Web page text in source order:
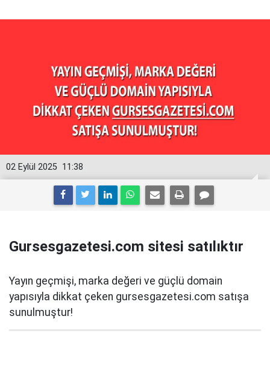
11:38
02 Eylül 2025
Gursesgazetesi.com sitesi satılıktır
Yayın geçmişi, marka değeri ve güçlü domain
yapısıyla dikkat çeken gursesgazetesi.com satışa
sunulmuştur!